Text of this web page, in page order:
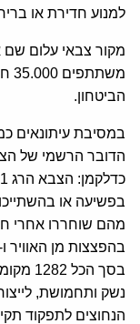
למנוע חדירת או
מקור צבאי עלום שם
הביטחון.
הדובר הרשמי של
בפשיעה או
בסך
נשק ותחמושת,
הנחוצים לתפקוד